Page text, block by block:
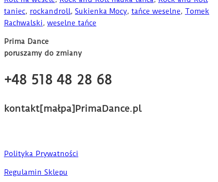
taniec, rockandroll, Sukienka Mocy, tańce weselne, Tomek
Rachwalski, weselne tańce
Prima Dance
poruszamy do zmiany
+48 518 48 28 68
kontakt[małpa]PrimaDance.pl
Polityka Prywatności
Regulamin Sklepu